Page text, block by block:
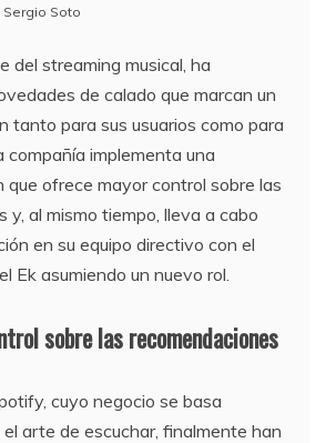
Sergio Soto
del streaming musical, ha
de calado que marcan un
tanto para sus usuarios como para
compañía implementa una
que ofrece mayor control sobre las
y, al mismo tiempo, lleva a cabo
en su equipo directivo con el
Ek asumiendo un nuevo rol.
sobre las recomendaciones
cuyo negocio se basa
arte de escuchar, finalmente han